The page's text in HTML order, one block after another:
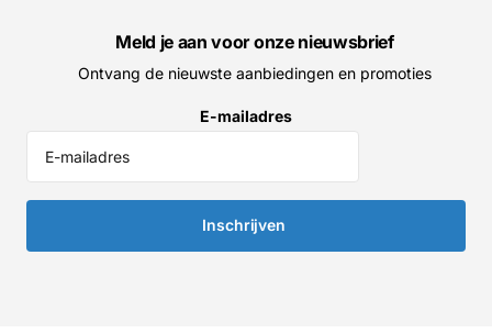
Meld je aan voor onze nieuwsbrief
Ontvang de nieuwste aanbiedingen en promoties
E-mailadres
Inschrijven